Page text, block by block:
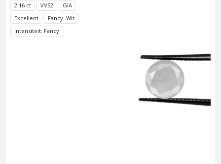
Van Amstel
Minervalaan
€ 500excl. BTW
2.16 ct VVS2
GIA
Excellent
Fancy: Wit
Intensiteit: Fancy